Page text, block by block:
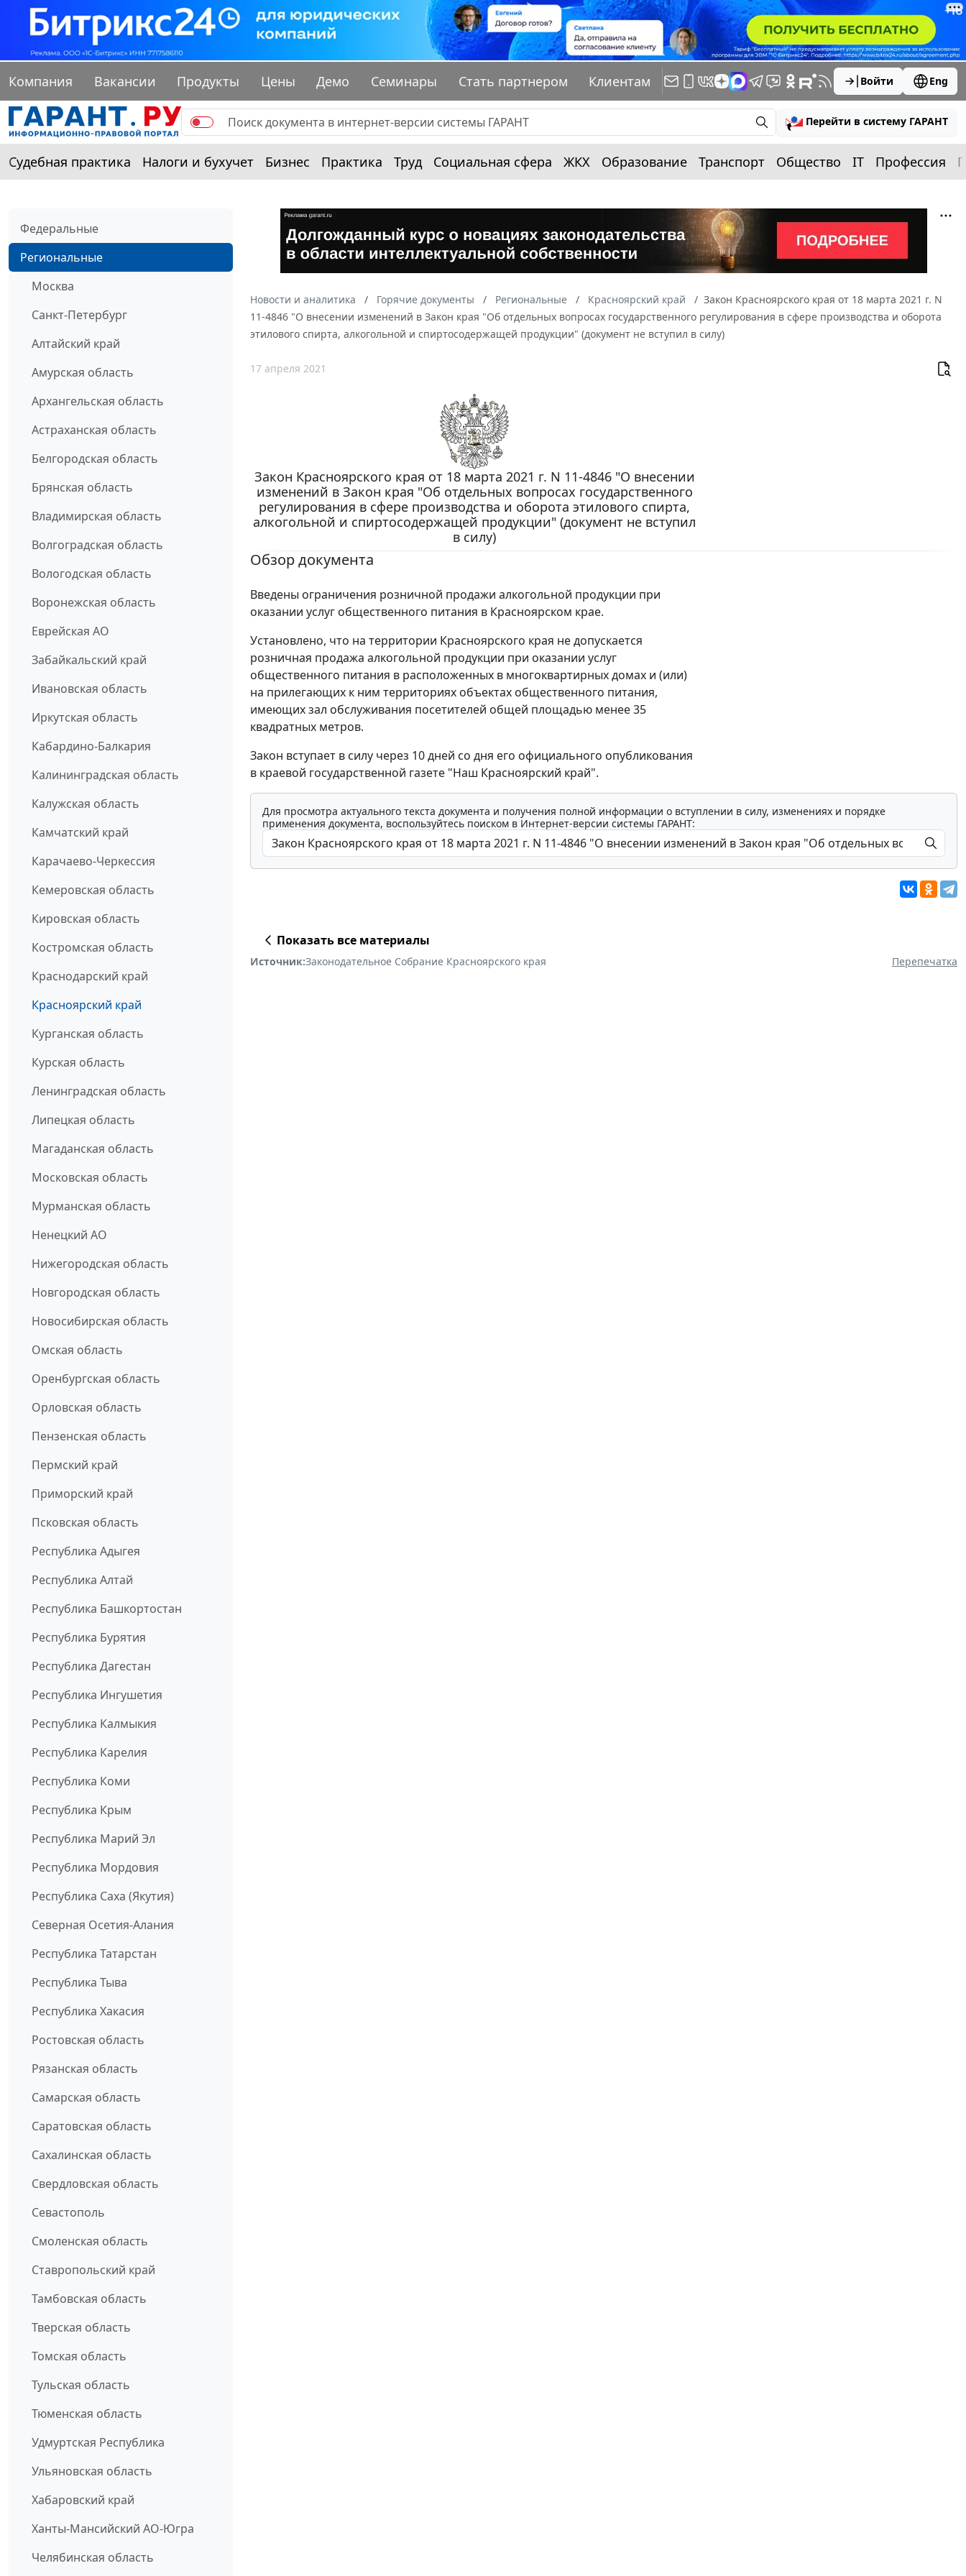
Компания Вакансии Продукты Цены Демо Семинары Стать партнером Клиентам Войти Eng
Перейти в систему ГАРАНТ
Судебная практика Налоги и бухучет Бизнес Практика Труд Социальная сфера ЖКХ Образование Транспорт Общество IT Профессия
Федеральные
Региональные
Москва
Санкт-Петербург
Алтайский край
Амурская область
Архангельская область
Астраханская область
Белгородская область
Брянская область
Владимирская область
Волгоградская область
Вологодская область
Воронежская область
Еврейская АО
Забайкальский край
Ивановская область
Иркутская область
Кабардино-Балкария
Калининградская область
Калужская область
Камчатский край
Карачаево-Черкессия
Кемеровская область
Кировская область
Костромская область
Краснодарский край
Красноярский край
Курганская область
Курская область
Ленинградская область
Липецкая область
Магаданская область
Московская область
Мурманская область
Ненецкий АО
Нижегородская область
Новгородская область
Новосибирская область
Омская область
Оренбургская область
Орловская область
Пензенская область
Пермский край
Приморский край
Псковская область
Республика Адыгея
Республика Алтай
Республика Башкортостан
Республика Бурятия
Республика Дагестан
Республика Ингушетия
Республика Калмыкия
Республика Карелия
Республика Коми
Республика Крым
Республика Марий Эл
Республика Мордовия
Республика Саха (Якутия)
Северная Осетия-Алания
Республика Татарстан
Республика Тыва
Республика Хакасия
Ростовская область
Рязанская область
Самарская область
Саратовская область
Сахалинская область
Свердловская область
Севастополь
Смоленская область
Ставропольский край
Тамбовская область
Тверская область
Томская область
Тульская область
Тюменская область
Удмуртская Республика
Ульяновская область
Хабаровский край
Ханты-Мансийский АО-Югра
Челябинская область
Новости и аналитика Горячие документы Региональные Красноярский край
Закон Красноярского края от 18 марта 2021 г. N
11-4846 "О внесении изменений в Закон края "Об отдельных вопросах государственного регулирования в сфере производства и оборота
этилового спирта, алкогольной и спиртосодержащей продукции" (документ не вступил в силу)
17 апреля 2021
Закон Красноярского края от 18 марта 2021 г. N 11-4846 "О внесении
изменений в Закон края "Об отдельных вопросах государственного
регулирования в сфере производства и оборота этилового спирта,
алкогольной и спиртосодержащей продукции" (документ не вступил
в силу)
Обзор документа
Введены ограничения розничной продажи алкогольной продукции при
оказании услуг общественного питания в Красноярском крае.
Установлено, что на территории Красноярского края не допускается
розничная продажа алкогольной продукции при оказании услуг
общественного питания в расположенных в многоквартирных домах и (или)
на прилегающих к ним территориях объектах общественного питания,
имеющих зал обслуживания посетителей общей площадью менее 35
квадратных метров.
Закон вступает в силу через 10 дней со дня его официального опубликования
в краевой государственной газете "Наш Красноярский край".
Для просмотра актуального текста документа и получения полной информации о вступлении в силу, изменениях и порядке
применения документа, воспользуйтесь поиском в Интернет-версии системы ГАРАНТ:
Показать все материалы
Источник:Законодательное Собрание Красноярского края Перепечатка